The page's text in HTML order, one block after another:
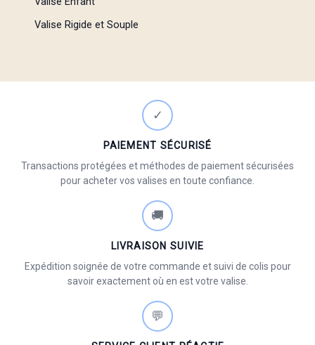
Valise Rigide et Souple
✓
PAIEMENT SÉCURISÉ
Transactions protégées et méthodes de paiement sécurisées
pour acheter vos valises en toute confiance.
🚚
LIVRAISON SUIVIE
Expédition soignée de votre commande et suivi de colis pour
savoir exactement où en est votre valise.
💬